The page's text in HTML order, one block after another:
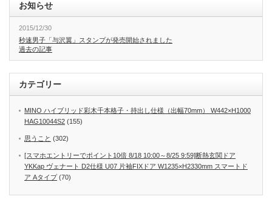
お知らせ
2015/12/30
秒速男子「与沢翼」スタンプが発売開始されました
過去の記事
カテゴリー
MINO ハイブリッド彩木千本格子・持出し仕様（出幅70mm） W442×H1000
HAG10044S2 (155)
思うこと (302)
[スマホエントリーでポイント10倍 8/18 10:00～8/25 9:59]断熱玄関ドア
YKKap ヴェナート D2仕様 U07 片袖FIXドア W1235×H2330mm スマートド
ア Aタイプ(70)